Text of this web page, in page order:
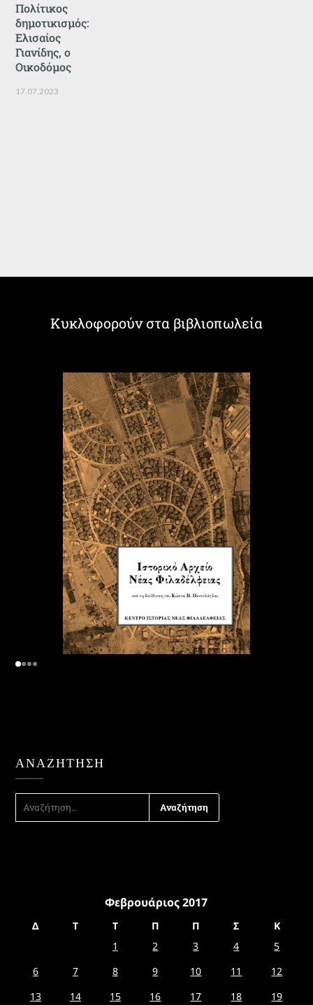
Πολίτικος
δημοτικισμός:
Ελισαίος
Γιανίδης, ο
Οικοδόμος
17.07.2023
Κυκλοφορούν στα βιβλιοπωλεία
ΑΝΑΖΉΤΗΣΗ
ΑΝΑΖΉΤΗΣΗ
Φεβρουάριος 2017
Δ Τ Τ Π Π Σ
Κ
1
2 3 4
5
6
7 8 9 10 11
12
13
14 15 16 17 18
19